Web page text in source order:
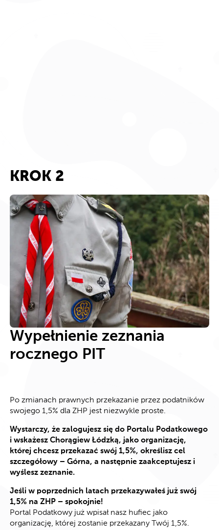
KROK 2
Wypełnienie zeznania
rocznego PIT
Po zmianach prawnych przekazanie przez podatników
swojego 1,5% dla ZHP jest niezwykle proste.
Wystarczy, że zalogujesz się do Portalu Podatkowego
i wskażesz Chorągiew Łódzką, jako organizację,
której chcesz przekazać swój 1,5%, określisz cel
szczegółowy – Górna, a następnie zaakceptujesz i
wyślesz zeznanie.
Jeśli w poprzednich latach przekazywałeś już swój
1,5% na ZHP – spokojnie!
Portal Podatkowy już wpisał nasz hufiec jako
organizację, której zostanie przekazany Twój 1,5%.